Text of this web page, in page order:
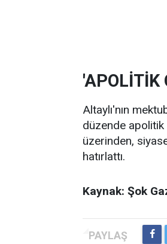
'APOLİTİK
Altaylı'nın
düzende apolitik
üzerinden,
hatırlattı.
Kaynak: Şok